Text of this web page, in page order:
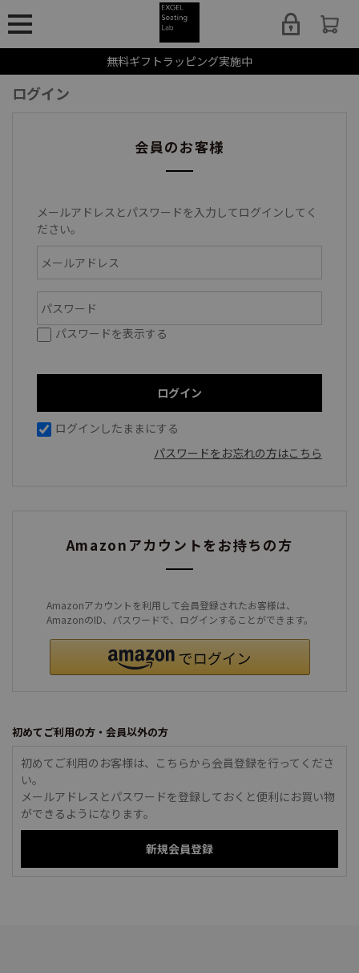
無料ギフトラッピング実施中
ログイン
会員のお客様
メールアドレスとパスワードを入力してログインしてく
ださい。
パスワードを表示する
ログインしたままにする
パスワードをお忘れの方はこちら
Amazonアカウントをお持ちの方
Amazonアカウントを利用して会員登録されたお客様は、
AmazonのID、パスワードで、ログインすることができます。
初めてご利用の方・会員以外の方
初めてご利用のお客様は、こちらから会員登録を行ってくださ
い。
メールアドレスとパスワードを登録しておくと便利にお買い物
ができるようになります。